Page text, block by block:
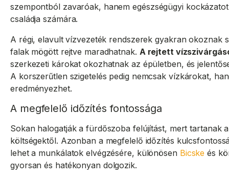
szempontból zavaróak, hanem egészségügyi
családja számára.
A régi, elavult vízvezeték rendszerek gyakran okoznak
falak mögött rejtve maradhatnak. A rejtett
szerkezeti károkat okozhatnak az épületben, és
A korszerűtlen szigetelés pedig nemcsak vízkárokat,
eredményezhet.
A megfelelő időzítés fontossága
Sokan halogatják a fürdőszoba felújítást, mert tartanak
költségektől. Azonban a megfelelő időzítés
lehet a munkálatok elvégzésére, különösen Bicske és
gyorsan és hatékonyan dolgozik.